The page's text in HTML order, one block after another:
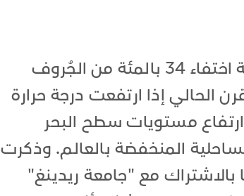
في تحذير شديد اللهجة، توقعت دراسة حديثة اختفاء 34 بالمئة من الجُروف
الحالي إذا ارتفعت درجة حرارة
وبالتالي ارتفاع مستويات سطح البحر
المنخفضة بالعالم. وذكرت
بالاشتراك مع "جامعة ريدينغ"